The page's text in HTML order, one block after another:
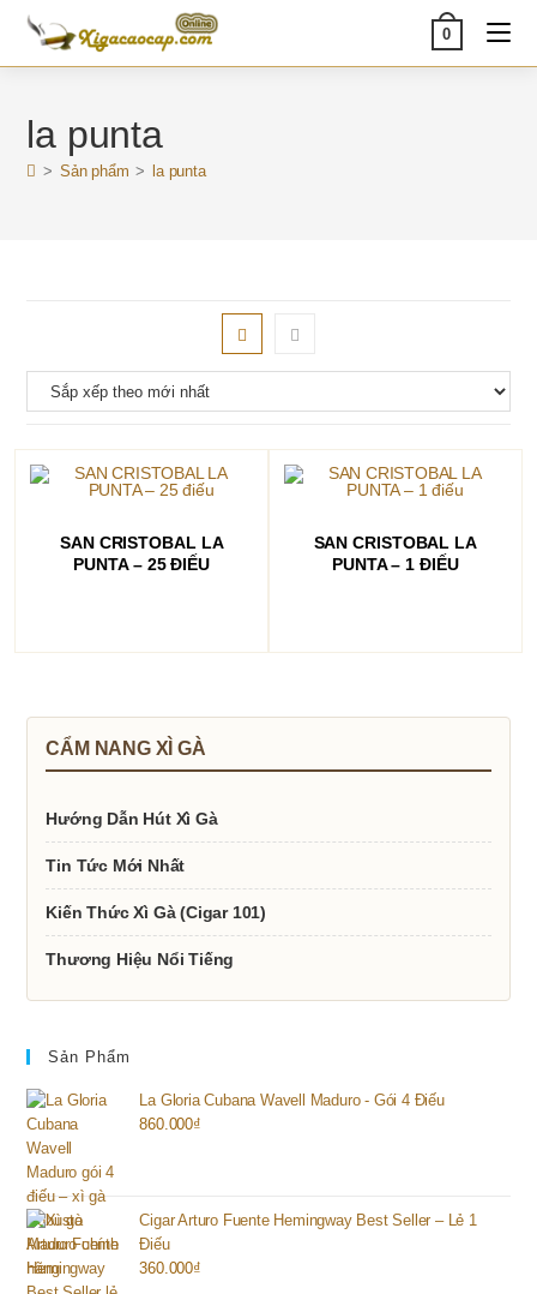
Skip
content
0
la punta
> Sản phẩm > la punta
SAN CRISTOBAL LA
PUNTA – 25 ĐIẾU
SAN CRISTOBAL LA
PUNTA – 1 ĐIẾU
CẨM NANG XÌ GÀ
Hướng Dẫn Hút Xì Gà
Tin Tức Mới Nhất
Kiến Thức Xì Gà (Cigar 101)
Thương Hiệu Nổi Tiếng
Sản Phẩm
La Gloria Cubana Wavell Maduro - Gói 4 Điếu
860.000₫
Cigar Arturo Fuente Hemingway Best Seller – Lẻ 1
Điếu
360.000₫